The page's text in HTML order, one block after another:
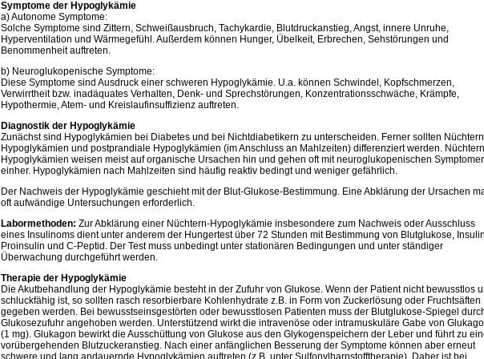
Symptome der Hypoglykämie
a) Autonome Symptome:
Solche Symptome sind Zittern, Schweißausbruch, Tachykardie, Blutdruckanstieg, Angst, innere Unruhe,
Hyperventilation und Wärmegefühl. Außerdem können Hunger, Übelkeit, Erbrechen, Sehstörungen und
Benommenheit auftreten.
b) Neuroglukopenische Symptome:
Diese Symptome sind Ausdruck einer schweren Hypoglykämie. U.a. können Schwindel, Kopfschmerzen,
Verwirrtheit bzw. inadäquates Verhalten, Denk- und Sprechstörungen, Konzentrationsschwäche, Krämpfe,
Hypothermie, Atem- und Kreislaufinsuffizienz auftreten.
Diagnostik der Hypoglykämie
Zunächst sind Hypoglykämien bei Diabetes und bei Nichtdiabetikern zu unterscheiden. Ferner sollten
Hypoglykämien und postprandiale Hypoglykämien (im Anschluss an Mahlzeiten) differenziert werden.
Hypoglykämien weisen meist auf organische Ursachen hin und gehen oft mit neuroglukopenischen
einher. Hypoglykämien nach Mahlzeiten sind häufig reaktiv bedingt und weniger gefährlich.
Der Nachweis der Hypoglykämie geschieht mit der Blut-Glukose-Bestimmung. Eine Abklärung der Ursachen
oft aufwändige Untersuchungen erforderlich.
Labormethoden: Zur Abklärung einer Nüchtern-Hypoglykämie insbesondere zum Nachweis oder Ausschluss
eines Insulinoms dient unter anderem der Hungertest über 72 Stunden mit Bestimmung von Blutglukose,
Proinsulin und C-Peptid. Der Test muss unbedingt unter stationären Bedingungen und unter ständiger
Überwachung durchgeführt werden.
Therapie der Hypoglykämie
Die Akutbehandlung der Hypoglykämie besteht in der Zufuhr von Glukose. Wenn der Patient nicht bewusstlos
schluckfähig ist, so sollten rasch resorbierbare Kohlenhydrate z.B. in Form von Zuckerlösung oder Fruchtsäften
gegeben werden. Bei bewusstseinsgestörten oder bewusstlosen Patienten muss der Blutglukose-Spiegel
Glukosezufuhr angehoben werden. Unterstützend wirkt die intravenöse oder intramuskuläre Gabe von
(1 mg). Glukagon bewirkt die Ausschüttung von Glukose aus den Glykogenspeichern der Leber und führt zu
vorübergehenden Blutzuckeranstieg. Nach einer anfänglichen Besserung der Symptome können aber erneut
schwere und lang andauernde Hypoglykämien auftreten (z.B. unter Sulfonylharnstofftherapie). Daher ist bei